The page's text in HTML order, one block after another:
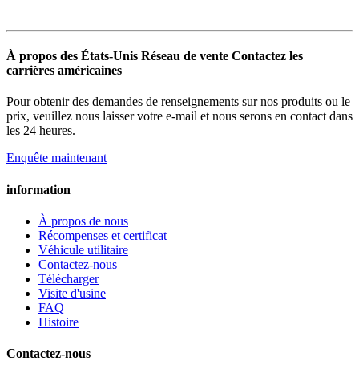
À propos des États-Unis Réseau de vente Contactez les
carrières américaines
Pour obtenir des demandes de renseignements sur nos produits ou le
prix, veuillez nous laisser votre e-mail et nous serons en contact dans
les 24 heures.
Enquête maintenant
information
À propos de nous
Récompenses et certificat
Véhicule utilitaire
Contactez-nous
Télécharger
Visite d'usine
FAQ
Histoire
Contactez-nous